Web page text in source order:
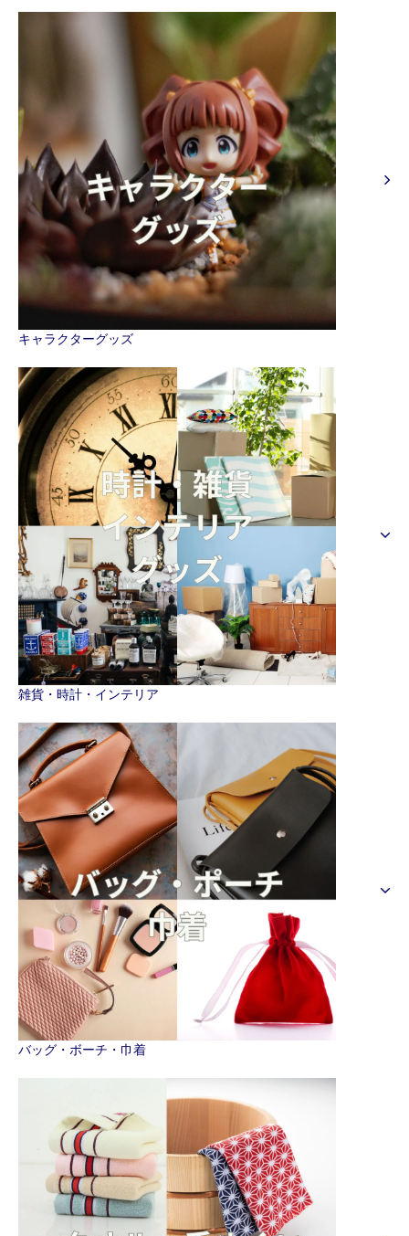
キャラクターグッズ
雑貨・時計・インテリア
バッグ・ボーチ・巾着